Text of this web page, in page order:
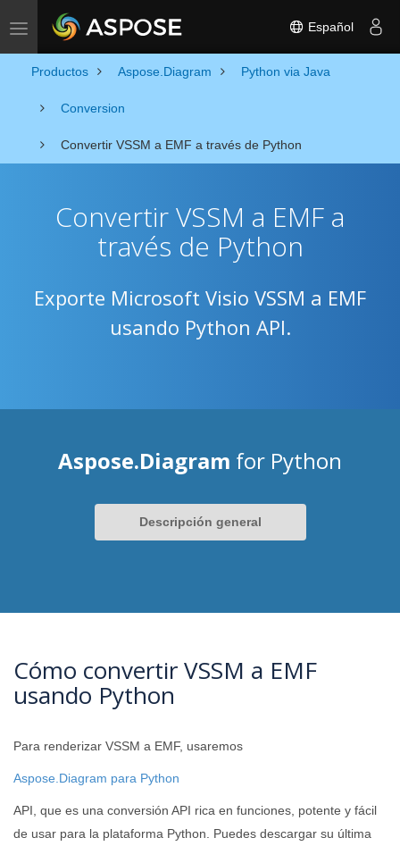
Toggle navigation Español
Productos Aspose.Diagram Python via Java
Conversion
Convertir VSSM a EMF a través de Python
Convertir VSSM a EMF a
través de Python
Exporte Microsoft Visio VSSM a EMF
usando Python API.
Aspose.Diagram for Python
Descripción general
Cómo convertir VSSM a EMF
usando Python
Para renderizar VSSM a EMF, usaremos
Aspose.Diagram para Python
API, que es una conversión API rica en funciones, potente y fácil
de usar para la plataforma Python. Puedes descargar su última